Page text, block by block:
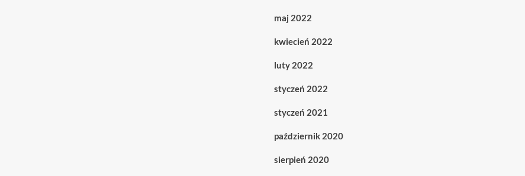
maj 2022
kwiecień 2022
luty 2022
styczeń 2022
styczeń 2021
październik 2020
sierpień 2020